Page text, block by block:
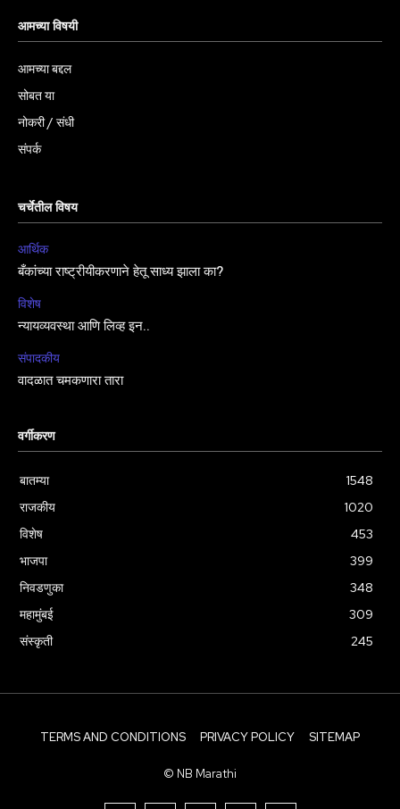
आमच्या विषयी
आमच्या बद्दल
सोबत या
नोकरी / संधी
संपर्क
चर्चेतील विषय
आर्थिक
बँकांच्या राष्ट्रीयीकरणाने हेतू साध्य झाला का?
विशेष
न्यायव्यवस्था आणि लिव्ह इन..
संपादकीय
वादळात चमकणारा तारा
वर्गीकरण
बातम्या
1548
राजकीय
1020
विशेष
453
भाजपा
399
निवडणुका
348
महामुंबई
309
संस्कृती
245
TERMS AND CONDITIONS PRIVACY POLICY SITEMAP
© NB Marathi